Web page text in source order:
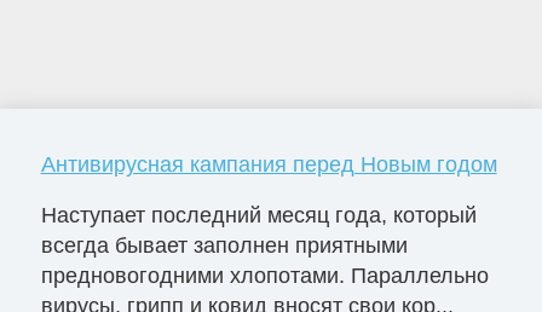
Антивирусная кампания перед Новым годом
Наступает последний месяц года, который
всегда бывает заполнен приятными
предновогодними хлопотами. Параллельно
вирусы, грипп и ковид вносят свои кор...